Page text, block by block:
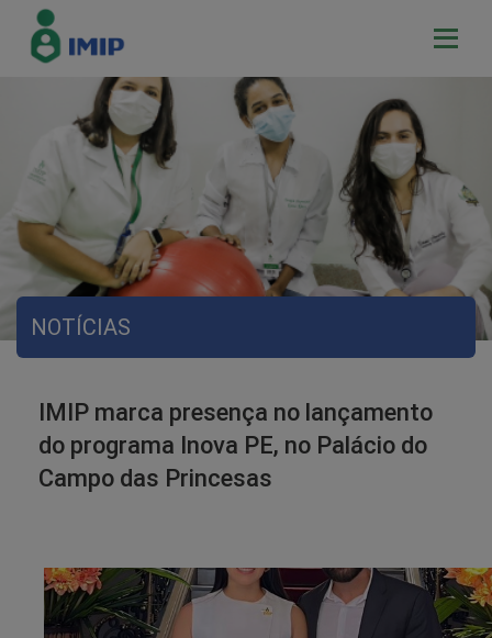
NOTÍCIAS
IMIP marca presença no lançamento
do programa Inova PE, no Palácio do
Campo das Princesas